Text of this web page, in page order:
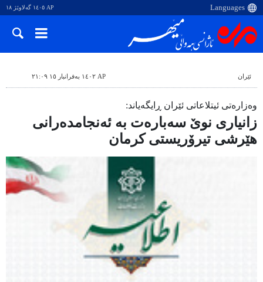
AP ١٤٠٥ گەلاوێژ ١٨
ئێران AP ١٤٠٢ بەفرانبار ١٥ ٢١:٠٩
وەزارەتی ئیتلاعاتی ئێران ڕایگەیاند:
زانیاری نوێ سەبارەت بە ئەنجامدەرانی
هێرشی تیرۆریستی کرمان